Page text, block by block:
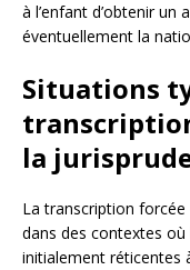
à l’enfant d’obtenir un
éventuellement la
Situations
la
La transcription
dans des contextes
initialement réticentes